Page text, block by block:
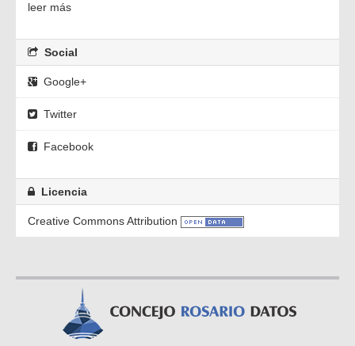
leer más
Social
Google+
Twitter
Facebook
Licencia
Creative Commons Attribution